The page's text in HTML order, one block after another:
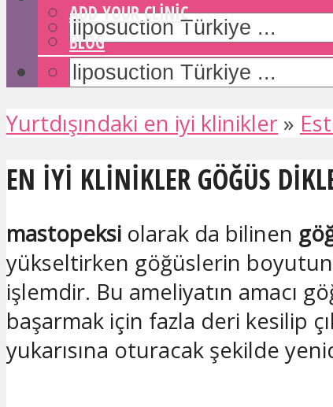
ADD YOUR CLINIC
BLOG
Yurtdışındaki en iyi klinikler »
EN IYI KLINIKLER GÖĞÜS
mastopeksi olarak da bilinen
yükseltirken göğüslerin
işlemdir. Bu ameliyatın amacı
başarmak için fazla deri kesilip
yukarısına oturacak şekilde